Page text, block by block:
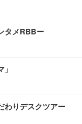
タメRBBー
わりデスクツアー